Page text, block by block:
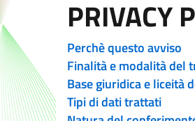
PRIVACY
Perchè questo avviso
Finalità e modalità del
Base giuridica e liceità
Tipi di dati trattati